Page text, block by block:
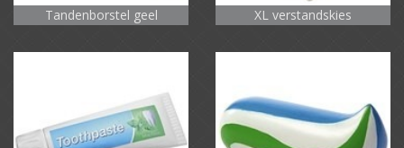
Tandenborstel geel XL verstandskies